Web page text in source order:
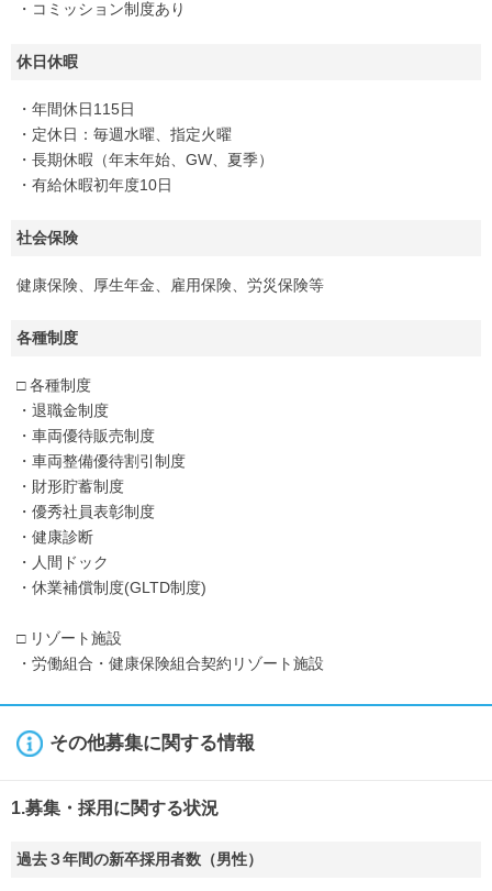
・コミッション制度あり
休日休暇
・年間休日115日
・定休日：毎週水曜、指定火曜
・長期休暇（年末年始、GW、夏季）
・有給休暇初年度10日
社会保険
健康保険、厚生年金、雇用保険、労災保険等
各種制度
□ 各種制度
・退職金制度
・車両優待販売制度
・車両整備優待割引制度
・財形貯蓄制度
・優秀社員表彰制度
・健康診断
・人間ドック
・休業補償制度(GLTD制度)
□ リゾート施設
・労働組合・健康保険組合契約リゾート施設
その他募集に関する情報
1.募集・採用に関する状況
過去３年間の新卒採用者数（男性）